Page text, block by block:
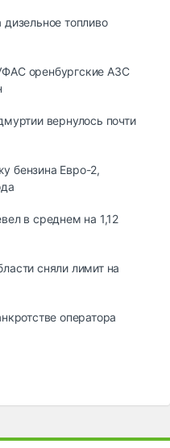
топливо
оренбургские АЗС
вернулось почти
бензина Евро-2,
в среднем на 1,12
сняли лимит на
оператора